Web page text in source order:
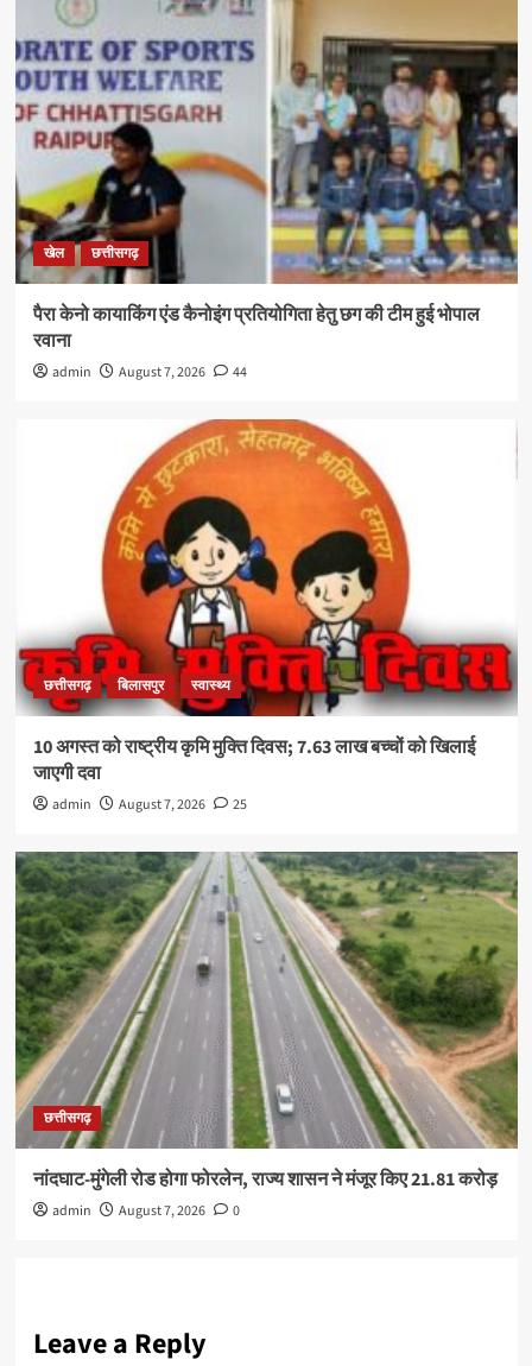
खेल छत्तीसगढ़
पैरा केनो कायाकिंग एंड कैनोइंग प्रतियोगिता हेतु छग की टीम हुई भोपाल
रवाना
admin August 7, 2026 44
छत्तीसगढ़ बिलासपुर स्वास्थ्य
10 अगस्त को राष्ट्रीय कृमि मुक्ति दिवस; 7.63 लाख बच्चों को खिलाई
जाएगी दवा
admin August 7, 2026 25
छत्तीसगढ़
नांदघाट-मुंगेली रोड होगा फोरलेन, राज्य शासन ने मंजूर किए 21.81 करोड़
admin August 7, 2026 0
Leave a Reply